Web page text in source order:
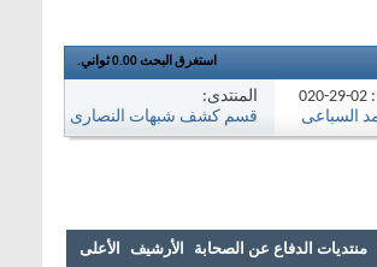
استغرق البحث0.00ثواني.
03:40 PM
السباعى
المنتدى:
قسم كشف شبهات النصارى
والرد عليها
منتديات الدفاع عن الصحابة الأرشيف الأعلى